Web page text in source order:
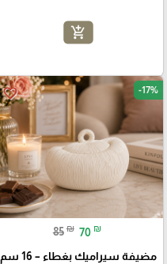
add_shopping_cart
favorite_border -17%
85 ₪ 70 ₪
مضيفة سيراميك بغطاء – 16 سم